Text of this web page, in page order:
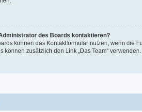
des Boards kontaktieren?
können das Kontaktformular nutzen, wenn die
können zusätzlich den Link „Das Team“ verwenden.